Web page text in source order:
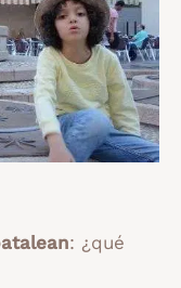
: ¿qué